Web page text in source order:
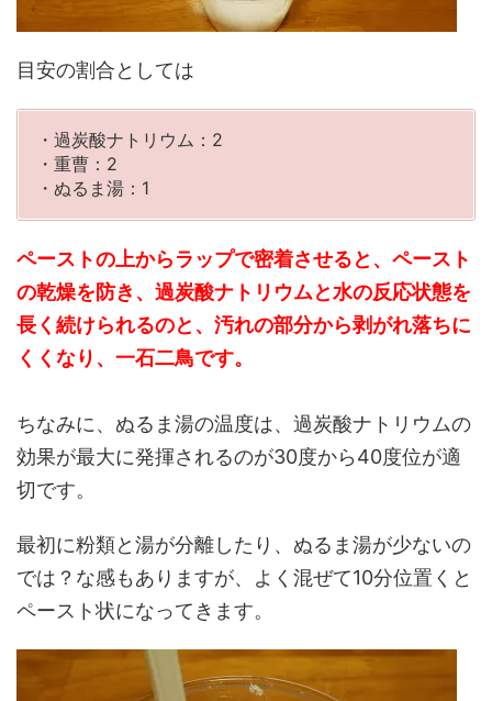
目安の割合としては
・過炭酸ナトリウム：2
・重曹：2
・ぬるま湯：1
ペーストの上からラップで密着させると、ペースト
の乾燥を防き、過炭酸ナトリウムと水の反応状態を
長く続けられるのと、汚れの部分から剥がれ落ちに
くくなり、一石二鳥です。
ちなみに、ぬるま湯の温度は、過炭酸ナトリウムの
効果が最大に発揮されるのが30度から40度位が適
切です。
最初に粉類と湯が分離したり、ぬるま湯が少ないの
では？な感もありますが、よく混ぜて10分位置くと
ペースト状になってきます。